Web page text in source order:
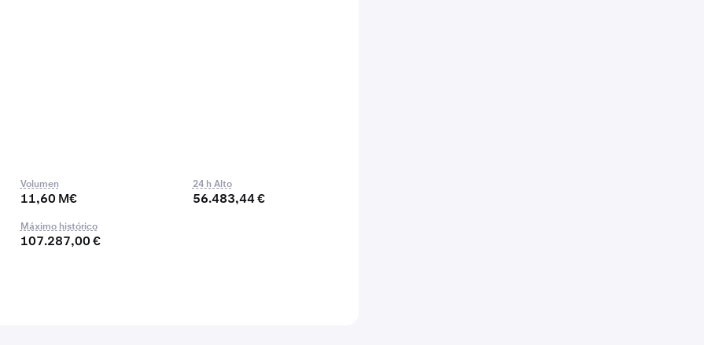
Volumen
11,60 M€
24 h Alto
56.483,44 €
Máximo histórico
107.287,00 €